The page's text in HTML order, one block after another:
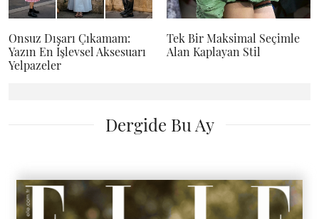
Onsuz Dışarı Çıkamam:
Yazın En İşlevsel Aksesuarı
Yelpazeler
Tek Bir Maksimal Seçimle
Alan Kaplayan Stil
Dergide Bu Ay